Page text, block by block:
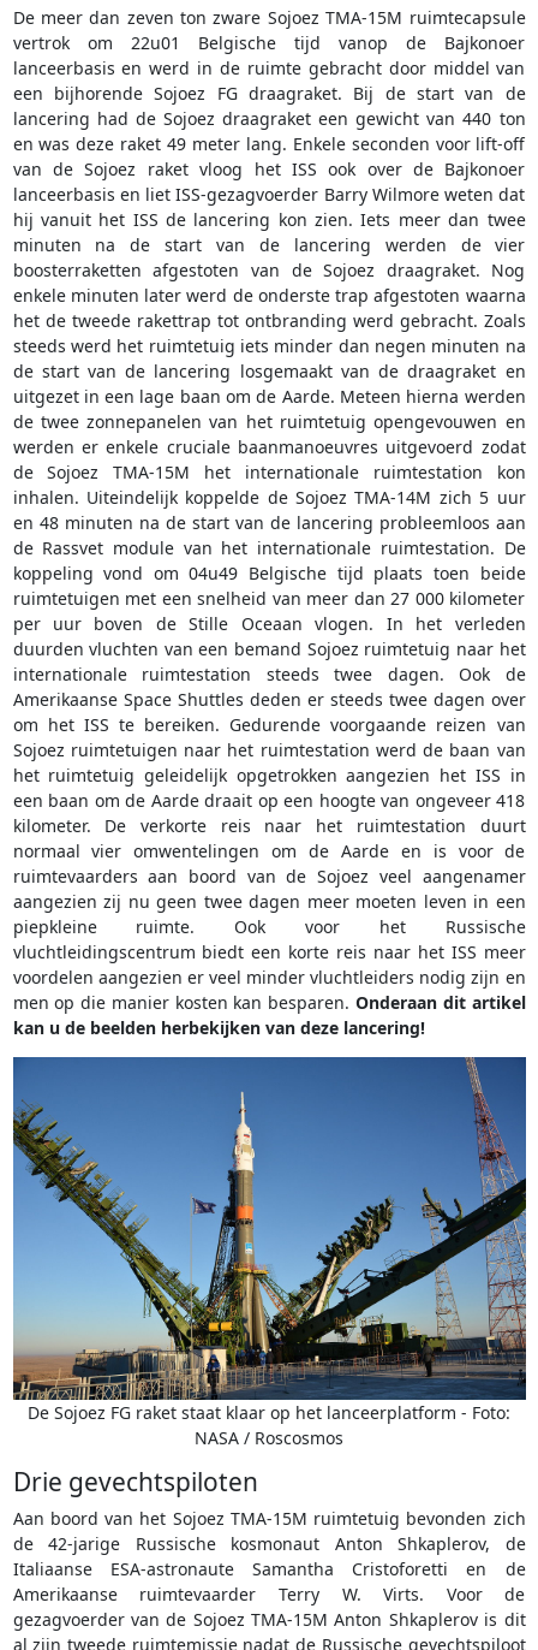
De meer dan zeven ton zware Sojoez TMA-15M ruimtecapsule
vertrok om 22u01 Belgische tijd vanop de Bajkonoer
lanceerbasis en werd in de ruimte gebracht door middel van
een bijhorende Sojoez FG draagraket. Bij de start van de
lancering had de Sojoez draagraket een gewicht van 440 ton
en was deze raket 49 meter lang. Enkele seconden voor lift-off
van de Sojoez raket vloog het ISS ook over de Bajkonoer
lanceerbasis en liet ISS-gezagvoerder Barry Wilmore weten dat
hij vanuit het ISS de lancering kon zien. Iets meer dan twee
minuten na de start van de lancering werden de vier
boosterraketten afgestoten van de Sojoez draagraket. Nog
enkele minuten later werd de onderste trap afgestoten waarna
het de tweede rakettrap tot ontbranding werd gebracht. Zoals
steeds werd het ruimtetuig iets minder dan negen minuten na
de start van de lancering losgemaakt van de draagraket en
uitgezet in een lage baan om de Aarde. Meteen hierna werden
de twee zonnepanelen van het ruimtetuig opengevouwen en
werden er enkele cruciale baanmanoeuvres uitgevoerd zodat
de Sojoez TMA-15M het internationale ruimtestation kon
inhalen. Uiteindelijk koppelde de Sojoez TMA-14M zich 5 uur
en 48 minuten na de start van de lancering probleemloos aan
de Rassvet module van het internationale ruimtestation. De
koppeling vond om 04u49 Belgische tijd plaats toen beide
ruimtetuigen met een snelheid van meer dan 27 000 kilometer
per uur boven de Stille Oceaan vlogen. In het verleden
duurden vluchten van een bemand Sojoez ruimtetuig naar het
internationale ruimtestation steeds twee dagen. Ook de
Amerikaanse Space Shuttles deden er steeds twee dagen over
om het ISS te bereiken. Gedurende voorgaande reizen van
Sojoez ruimtetuigen naar het ruimtestation werd de baan van
het ruimtetuig geleidelijk opgetrokken aangezien het ISS in
een baan om de Aarde draait op een hoogte van ongeveer 418
kilometer. De verkorte reis naar het ruimtestation duurt
normaal vier omwentelingen om de Aarde en is voor de
ruimtevaarders aan boord van de Sojoez veel aangenamer
aangezien zij nu geen twee dagen meer moeten leven in een
piepkleine ruimte. Ook voor het Russische
vluchtleidingscentrum biedt een korte reis naar het ISS meer
voordelen aangezien er veel minder vluchtleiders nodig zijn en
men op die manier kosten kan besparen. Onderaan dit artikel
kan u de beelden herbekijken van deze lancering!
De Sojoez FG raket staat klaar op het lanceerplatform - Foto:
NASA / Roscosmos
Drie gevechtspiloten
Aan boord van het Sojoez TMA-15M ruimtetuig bevonden zich
de 42-jarige Russische kosmonaut Anton Shkaplerov, de
Italiaanse ESA-astronaute Samantha Cristoforetti en de
Amerikaanse ruimtevaarder Terry W. Virts. Voor de
gezagvoerder van de Sojoez TMA-15M Anton Shkaplerov is dit
al zijn tweede ruimtemissie nadat de Russische gevechtspiloot